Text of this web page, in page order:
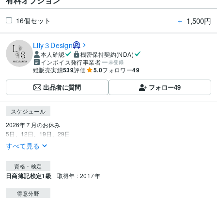
16個セット ＋ 1,500円
Lily３Design
本人確認
機密保持契約(NDA)
インボイス発行事業者
未登録
総販売実績539評価 5.0フォロワー49
出品者に質問 フォロー49
スケジュール
2026年７月のお休み
5日、12日、19日、29日
すべて見る
資格・検定
日商簿記検定1級 取得年 : 2017年
得意分野